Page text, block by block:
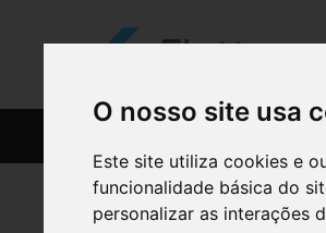
O nosso site usa
Este site utiliza cookies e
funcionalidade básica do
personalizar as interações